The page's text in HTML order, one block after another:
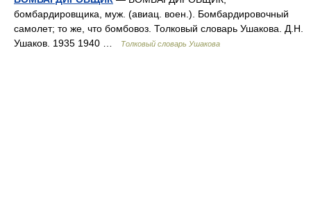
бомбардировщика, муж. (авиац. воен.). Бомбардировочный
самолет; то же, что бомбовоз. Толковый словарь Ушакова. Д.Н.
Ушаков. 1935 1940 …
Толковый словарь Ушакова